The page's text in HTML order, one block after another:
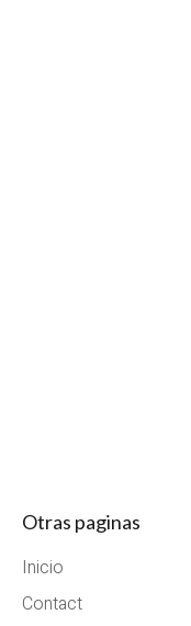
Otras paginas
Inicio
Contact